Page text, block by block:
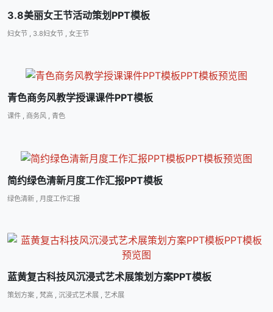
3.8美丽女王节活动策划PPT模板
妇女节 3.8妇女节 女王节
青色商务风教学授课课件PPT模板
课件 , 商务风 , 青色
简约绿色清新月度工作汇报PPT模板
绿色清新 , 月度工作汇报
蓝黄复古科技风沉浸式艺术展策划方案PPT模板
策划方案 , 梵高 , 沉浸式艺术展 , 艺术展